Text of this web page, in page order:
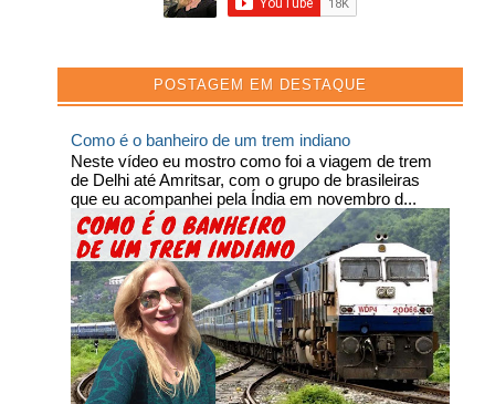
POSTAGEM EM DESTAQUE
Como é o banheiro de um trem indiano
Neste vídeo eu mostro como foi a viagem de trem
de Delhi até Amritsar, com o grupo de brasileiras
que eu acompanhei pela Índia em novembro d...